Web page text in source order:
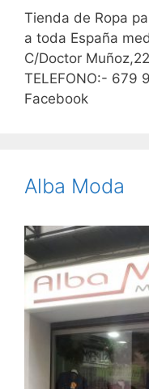
Tienda de Ropa
a toda España
C/Doctor
TELEFONO:- 679
Facebook
Alba Moda